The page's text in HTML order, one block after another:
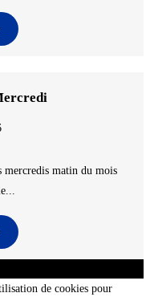
mercredis matin du mois
de cookies pour